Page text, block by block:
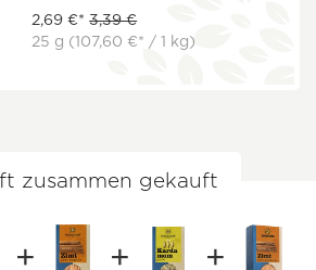
2,69 €* 3,39 €
25 g (107,60 €* / 1 kg)
zusammen gekauft